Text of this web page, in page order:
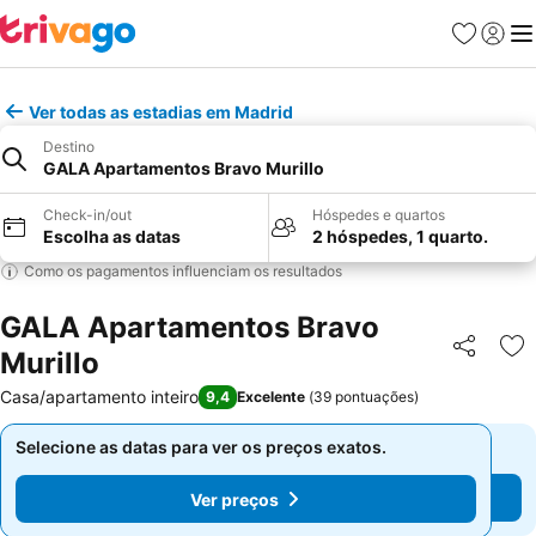
Favoritos
Iniciar
Ver todas as estadias em Madrid
Destino
GALA Apartamentos Bravo Murillo
Check-in/out
Escolha as datas
Hóspedes e quartos
2 hóspedes, 1 quarto.
Como os pagamentos influenciam os resultados
GALA Apartamentos Bravo
Murillo
Partilhar
Casa/apartamento inteiro 9,4 Excelente (39 pontuações)
Selecione as datas para ver os preços exatos.
Ver preços
Selecione as datas para ver os preços exatos.
Ver preços